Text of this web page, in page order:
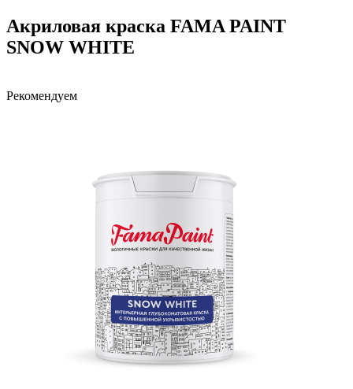
Акриловая краска FAMA PAINT
SNOW WHITE
Рекомендуем